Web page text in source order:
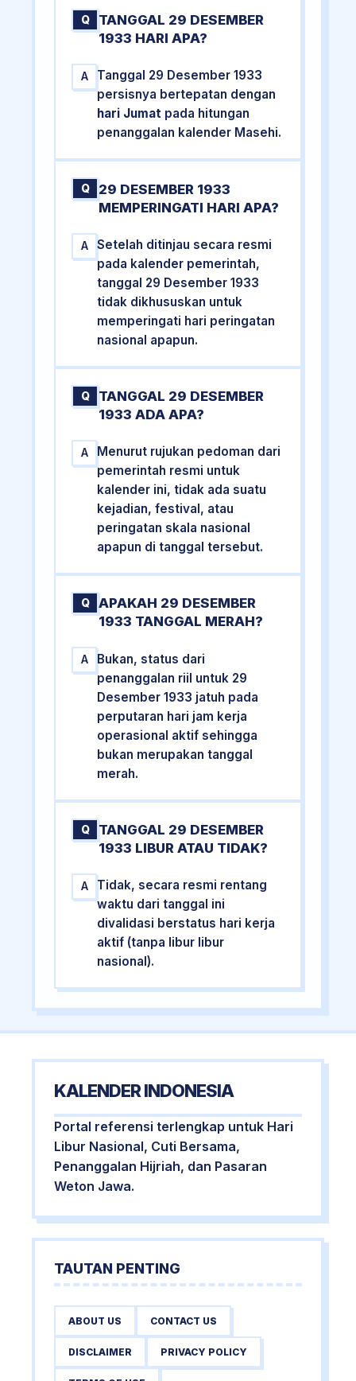
Q
TANGGAL 29 DESEMBER
1933 HARI APA?
A
Tanggal 29 Desember 1933
persisnya bertepatan dengan
hari Jumat pada hitungan
penanggalan kalender Masehi.
Q
29 DESEMBER 1933
MEMPERINGATI HARI APA?
A
Setelah ditinjau secara resmi
pada kalender pemerintah,
tanggal 29 Desember 1933
tidak dikhususkan untuk
memperingati hari peringatan
nasional apapun.
Q
TANGGAL 29 DESEMBER
1933 ADA APA?
A
Menurut rujukan pedoman dari
pemerintah resmi untuk
kalender ini, tidak ada suatu
kejadian, festival, atau
peringatan skala nasional
apapun di tanggal tersebut.
Q
APAKAH 29 DESEMBER
1933 TANGGAL MERAH?
A
Bukan, status dari
penanggalan riil untuk 29
Desember 1933 jatuh pada
perputaran hari jam kerja
operasional aktif sehingga
bukan merupakan tanggal
merah.
Q
TANGGAL 29 DESEMBER
1933 LIBUR ATAU TIDAK?
A
Tidak, secara resmi rentang
waktu dari tanggal ini
divalidasi berstatus hari kerja
aktif (tanpa libur libur
nasional).
KALENDER INDONESIA
Portal referensi terlengkap untuk Hari
Libur Nasional, Cuti Bersama,
Penanggalan Hijriah, dan Pasaran
Weton Jawa.
TAUTAN PENTING
ABOUT US CONTACT US
DISCLAIMER PRIVACY POLICY